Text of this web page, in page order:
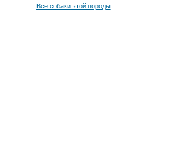
Все собаки этой породы